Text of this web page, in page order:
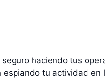
haciendo tus
tu actividad en